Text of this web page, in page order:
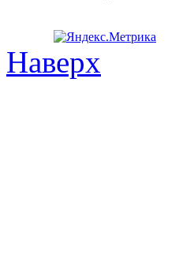
Наверх